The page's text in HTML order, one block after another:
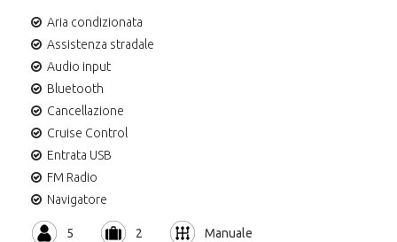
Aria condizionata
Assistenza stradale
Audio input
Bluetooth
Cancellazione
Cruise Control
Entrata USB
FM Radio
Navigatore
5 2 Manuale